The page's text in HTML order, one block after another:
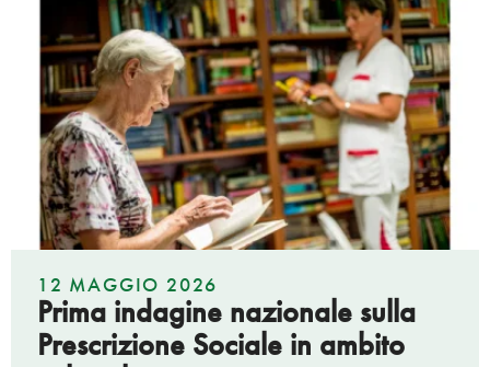
12 MAGGIO 2026
Prima indagine nazionale sulla
Prescrizione Sociale in ambito